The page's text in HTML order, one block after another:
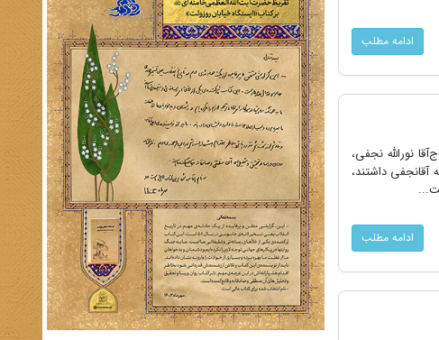
ادامه مطلب
نورالله نجفى،
آقانجفى داشتند،
ادامه مطلب